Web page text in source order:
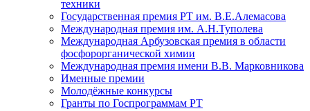
техники
Государственная премия РТ им. В.Е.Алемасова
Международная премия им. А.Н.Туполева
Международная Арбузовская премия в области
фосфорорганической химии
Международная премия имени В.В. Марковникова
Именные премии
Молодёжные конкурсы
Гранты по Госпрограммам РТ